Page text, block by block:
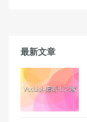
最新文章